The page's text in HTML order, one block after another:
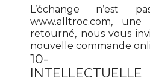
L’échange n’est
www.alltroc.com,
retourné, nous vous
nouvelle commande
10-
INTELLECTUELLE